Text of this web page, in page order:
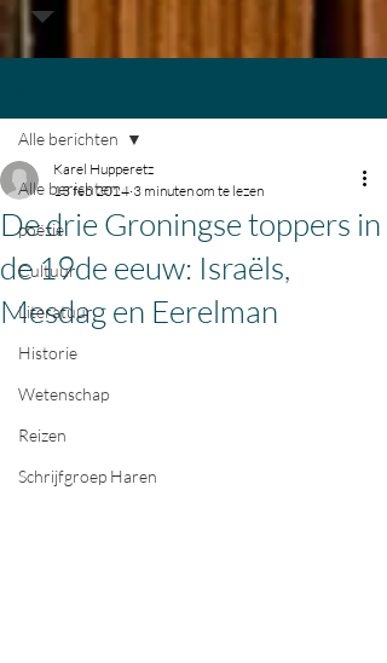
Alle berichten
poëzie
Cultuur
Literatuur
Historie
Wetenschap
Reizen
Schrijfgroep Haren
Alle berichten
De drie Groningse toppers in
de 19de eeuw: Israëls,
Mesdag en Eerelman
Karel Hupperetz
13 feb 2024 3 minuten om te lezen